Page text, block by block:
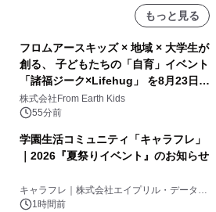
もっと見る
フロムアースキッズ × 地域 × 大学生が
創る、 子どもたちの「自育」イベント
「諸福ジーク×Lifehug」 を8月23日
(日)開催
株式会社From Earth Kids
55分前
学園生活コミュニティ「キャラフレ」
｜2026『夏祭りイベント』のお知らせ
キャラフレ｜株式会社エイプリル・データ・
デザインズ
1時間前